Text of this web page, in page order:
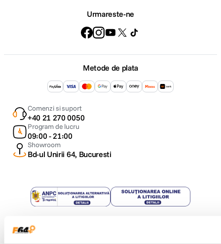
Urmareste-ne
Metode de plata
Comenzi si suport
+40 21 270 0050
Program de lucru
09:00 - 21:00
Showroom
Bd-ul Unirii 64, Bucuresti